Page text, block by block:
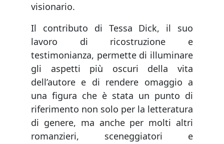
visionario.
Il contributo di Tessa Dick, il suo
lavoro di ricostruzione e
testimonianza, permette di illuminare
gli aspetti più oscuri della vita
dell’autore e di rendere omaggio a
una figura che è stata un punto di
riferimento non solo per la letteratura
di genere, ma anche per molti altri
romanzieri, sceneggiatori e